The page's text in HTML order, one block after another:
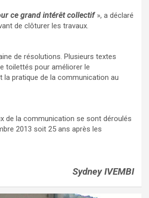
ce grand intérêt collectif », a déclaré
de clôturer les travaux.
de résolutions. Plusieurs textes
toilettés pour améliorer le
pratique de la communication au
de la communication se sont déroulés
2013 soit 25 ans après les
Sydney IVEMBI